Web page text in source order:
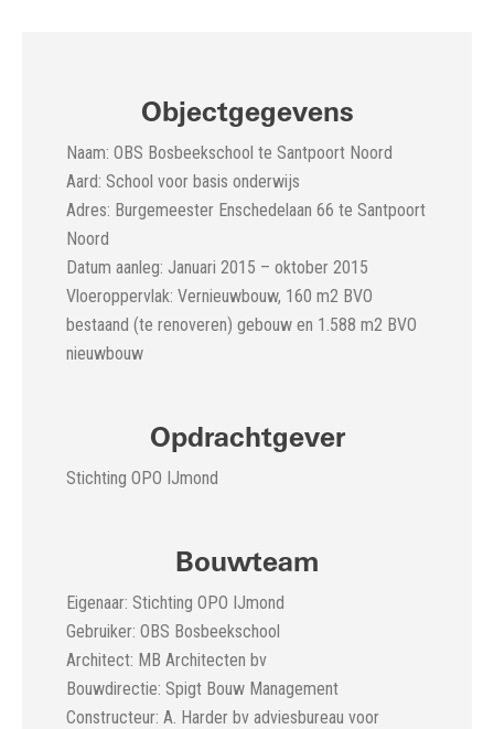
Objectgegevens
Naam: OBS Bosbeekschool te Santpoort Noord
Aard: School voor basis onderwijs
Adres: Burgemeester Enschedelaan 66 te Santpoort
Noord
Datum aanleg: Januari 2015 – oktober 2015
Vloeroppervlak: Vernieuwbouw, 160 m2 BVO
bestaand (te renoveren) gebouw en 1.588 m2 BVO
nieuwbouw
Opdrachtgever
Stichting OPO IJmond
Bouwteam
Eigenaar: Stichting OPO IJmond
Gebruiker: OBS Bosbeekschool
Architect: MB Architecten bv
Bouwdirectie: Spigt Bouw Management
Constructeur: A. Harder bv adviesbureau voor